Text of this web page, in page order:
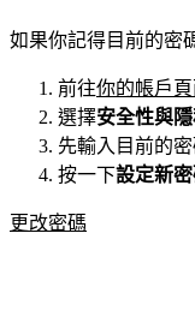
如果你記得目前的密
前往你的帳戶頁
選擇安全性與
先輸入目前的
按一下設定新
更改密碼